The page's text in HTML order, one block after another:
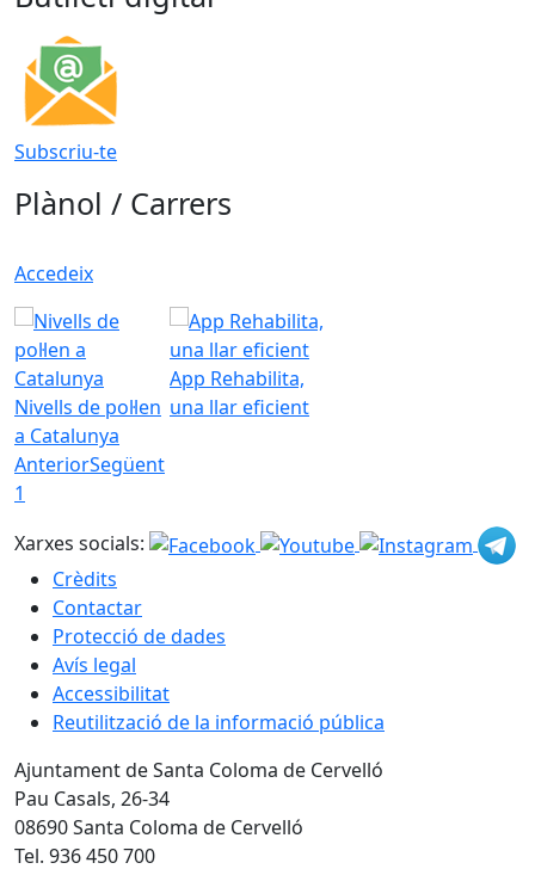
Subscriu-te
Plànol / Carrers
Accedeix
Nivells de pol·len
a Catalunya
App Rehabilita,
una llar eficient
AnteriorSegüent
1
Xarxes socials:
Crèdits
Contactar
Protecció de dades
Avís legal
Accessibilitat
Reutilització de la informació pública
Ajuntament de Santa Coloma de Cervelló
Pau Casals, 26-34
08690 Santa Coloma de Cervelló
Tel. 936 450 700